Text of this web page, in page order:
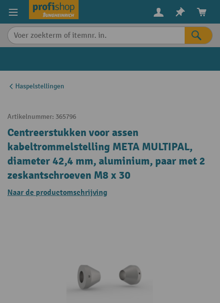
content
Haspelstellingen
Artikelnummer: 365796
Centreerstukken voor assen
kabeltrommelstelling META MULTIPAL,
diameter 42,4 mm, aluminium, paar met 2
zeskantschroeven M8 x 30
Naar de productomschrijving